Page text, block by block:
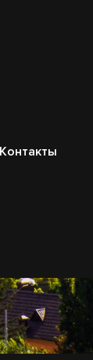
Контакты